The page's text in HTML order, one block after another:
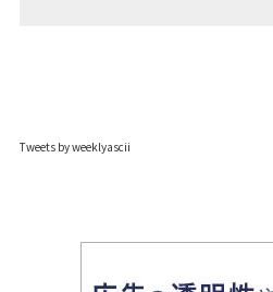
Tweets by weeklyascii